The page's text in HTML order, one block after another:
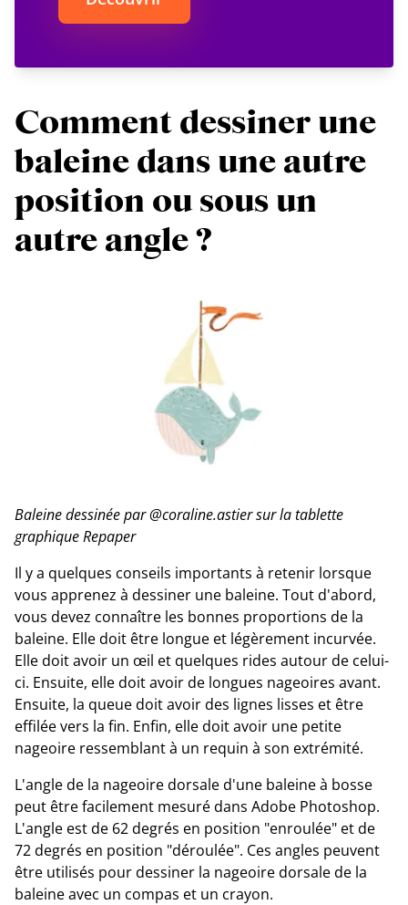
Comment dessiner une
baleine dans une autre
position ou sous un
autre angle ?
Baleine dessinée par @coraline.astier sur la tablette
graphique Repaper
Il y a quelques conseils importants à retenir lorsque
vous apprenez à dessiner une baleine. Tout d'abord,
vous devez connaître les bonnes proportions de la
baleine. Elle doit être longue et légèrement incurvée.
Elle doit avoir un œil et quelques rides autour de celui-
ci. Ensuite, elle doit avoir de longues nageoires avant.
Ensuite, la queue doit avoir des lignes lisses et être
effilée vers la fin. Enfin, elle doit avoir une petite
nageoire ressemblant à un requin à son extrémité.
L'angle de la nageoire dorsale d'une baleine à bosse
peut être facilement mesuré dans Adobe Photoshop.
L'angle est de 62 degrés en position "enroulée" et de
72 degrés en position "déroulée". Ces angles peuvent
être utilisés pour dessiner la nageoire dorsale de la
baleine avec un compas et un crayon.